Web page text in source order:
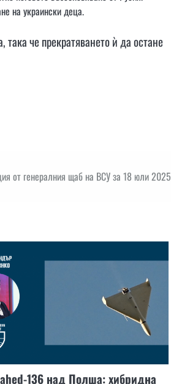
на украински деца.
че прекратяването ѝ да остане
от генералния щаб на ВСУ за 18 юли 2025
136 над Полша: хибридна